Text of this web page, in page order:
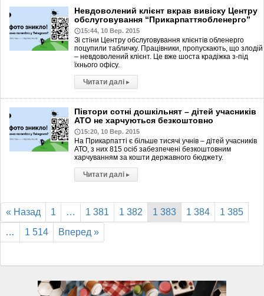
Невдоволений клієнт вкрав вивіску Центру
обслуговування “Прикарпаттяобленерго”
15:44, 10 Вер. 2015
Зі стіни Центру обслуговування клієнтів обленерго
поцупили табличку. Працівники, пропускають, що злодій
– невдоволений клієнт. Це вже шоста крадіжка з-під
їхнього офісу.
Читати далі ▸
Півтори сотні дошкільнят – дітей учасників
АТО не харчуються безкоштовно
15:20, 10 Вер. 2015
На Прикарпатті є більше тисячі учнів – дітей учасників
АТО, з них 815 осіб забезпечені безкоштовним
харчуванням за кошти державного бюджету.
Читати далі ▸
« Назад 1 … 1 381 1 382 1 383 1 384
1 385
…
1 514 Вперед »